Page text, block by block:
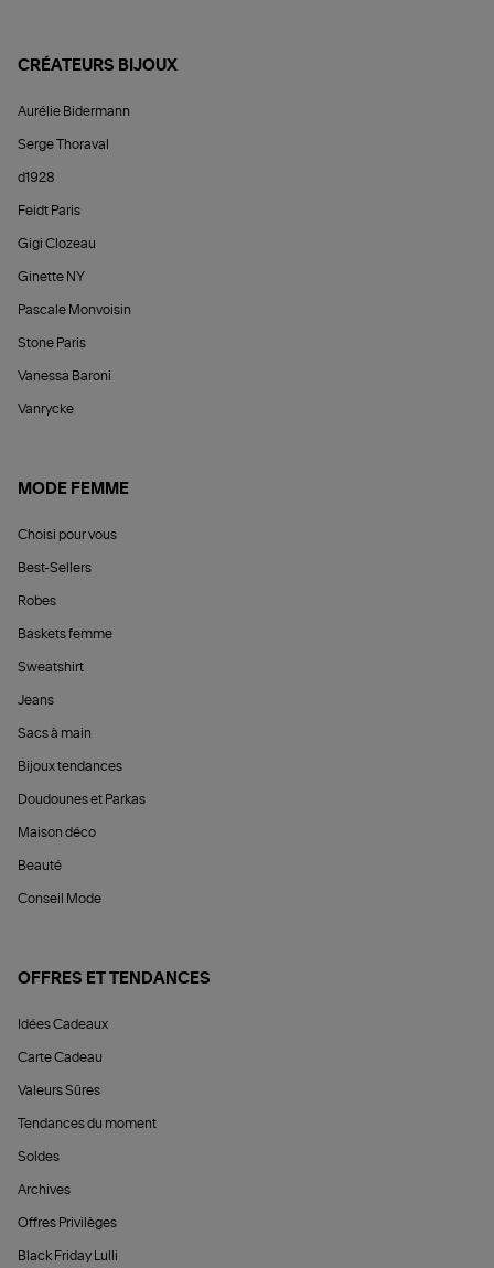
CRÉATEURS BIJOUX
Aurélie Bidermann
Serge Thoraval
d1928
Feidt Paris
Gigi Clozeau
Ginette NY
Pascale Monvoisin
Stone Paris
Vanessa Baroni
Vanrycke
MODE FEMME
Choisi pour vous
Best-Sellers
Robes
Baskets femme
Sweatshirt
Jeans
Sacs à main
Bijoux tendances
Doudounes et Parkas
Maison déco
Beauté
Conseil Mode
OFFRES ET TENDANCES
Idées Cadeaux
Carte Cadeau
Valeurs Sûres
Tendances du moment
Soldes
Archives
Offres Privilèges
Black Friday Lulli